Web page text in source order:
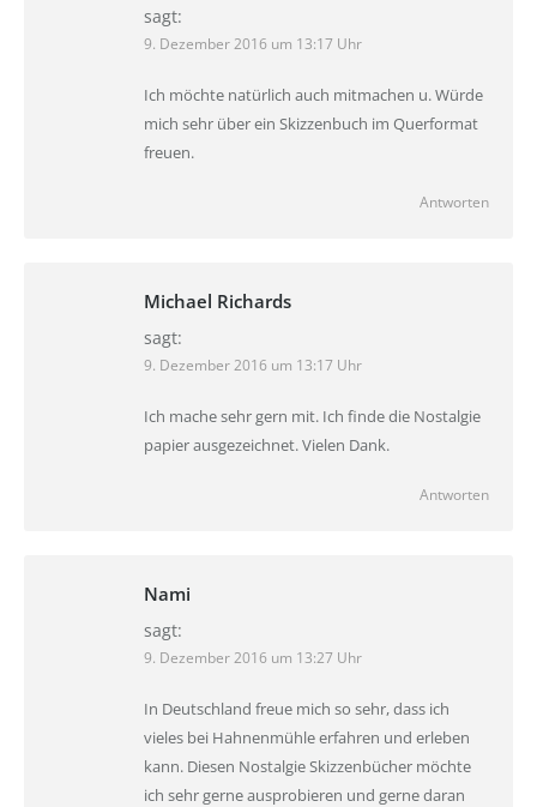
sagt:
9. Dezember 2016 um 13:17 Uhr
Ich möchte natürlich auch mitmachen u. Würde
mich sehr über ein Skizzenbuch im Querformat
freuen.
Antworten
Michael Richards
sagt:
9. Dezember 2016 um 13:17 Uhr
Ich mache sehr gern mit. Ich finde die Nostalgie
papier ausgezeichnet. Vielen Dank.
Antworten
Nami
sagt:
9. Dezember 2016 um 13:27 Uhr
In Deutschland freue mich so sehr, dass ich
vieles bei Hahnenmühle erfahren und erleben
kann. Diesen Nostalgie Skizzenbücher möchte
ich sehr gerne ausprobieren und gerne daran